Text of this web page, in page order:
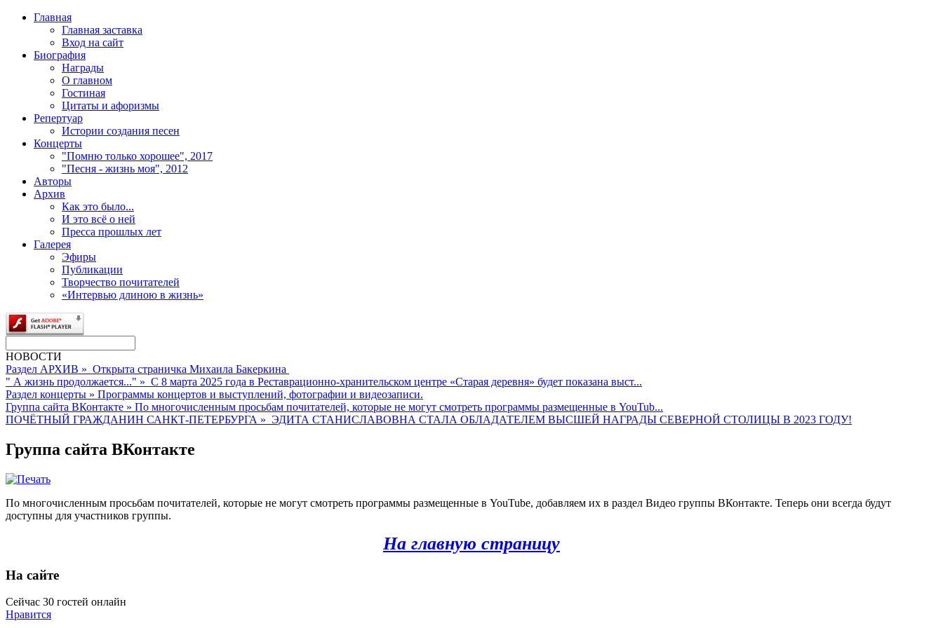
Главная
Главная заставка
Вход на сайт
Биография
Награды
О главном
Гостиная
Цитаты и афоризмы
Репертуар
Истории создания песен
Концерты
"Помню только хорошее", 2017
"Песня - жизнь моя", 2012
Авторы
Архив
Как это было...
И это всё о ней
Пресса прошлых лет
Галерея
Эфиры
Публикации
Творчество почитателей
«Интервью длиною в жизнь»
НОВОСТИ
Раздел АРХИВ » Открыта страничка Михаила Бакеркина
" А жизнь продолжается..." » С 8 марта 2025 года в Реставрационно-хранительском центре «Старая деревня» будет показана выст...
Раздел концерты » Программы концертов и выступлений, фотографии и видеозаписи.
Группа сайта ВКонтакте » По многочисленным просьбам почитателей, которые не могут смотреть программы размещенные в YouTub...
ПОЧЁТНЫЙ ГРАЖДАНИН САНКТ-ПЕТЕРБУРГА » ЭДИТА СТАНИСЛАВОВНА СТАЛА ОБЛАДАТЕЛЕМ ВЫСШЕЙ НАГРАДЫ СЕВЕРНОЙ СТОЛИЦЫ В 2023 ГОДУ!
Группа сайта ВКонтакте
По многочисленным просьбам почитателей, которые не могут смотреть программы размещенные в YouTube, добавляем их в раздел Видео группы ВКонтакте. Теперь они всегда будут
доступны для участников группы.
На главную страницу
На сайте
Сейчас 30 гостей онлайн
Нравится